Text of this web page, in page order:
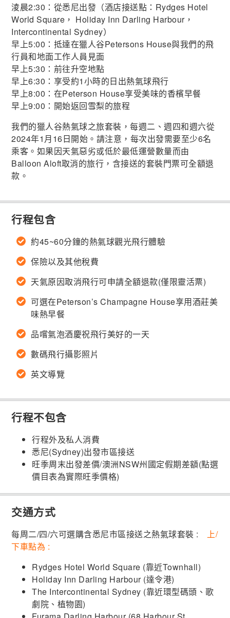
淩晨2:30：從悉尼出發（酒店接送點：Rydges Hotel
World Square， Holiday Inn Darling Harbour，
Intercontinental Sydney）
早上5:00：抵達在獵人谷Petersons House與我們的飛
行員和地面工作人員見面
早上5:30：前往升空地點
早上6:30：享受約1小時的日出熱氣球飛行
早上8:00：在Peterson House享受美味的香檳早餐
早上9:00：開始返回雪梨的旅程
我們的獵人谷熱氣球之旅套裝，每週二、週四和週六從
2024年1月16日開始。請注意，每次出發需要至少6名
乘客。如果因天氣惡劣或低於最低運營數量而由
Balloon Aloft取消的旅行，含接送的套裝門票可全額退
款。
行程包含
約45~60分鐘的熱氣球觀光飛行體驗
保險以及其他稅費
天氣原因取消飛行可申請全額退款(僅限靈活票)
可選在Peterson’s Champagne House享用酒莊美
味熱早餐
品嚐氣泡酒慶祝飛行美好的一天
數碼飛行攝影照片
英文導覽
行程不包含
行程外及私人消費
悉尼(Sydney)出發市區接送
旺季周末出發差價/澳洲NSW州國定假期差額(點選
價目表為實際旺季價格)
交通方式
每周二/四/六可選購含悉尼市區接送之熱氣球套裝 :
上/
下車點為 :
Rydges Hotel World Square (靠近Townhall)
Holiday Inn Darling Harbour (達令港)
The Intercontinental Sydney (靠近環型碼頭、歌
劇院、植物園)